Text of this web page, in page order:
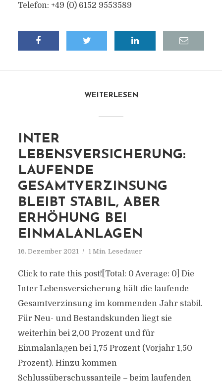
Telefon: +49 (0) 6152 9553589
WEITERLESEN
INTER
LEBENSVERSICHERUNG:
LAUFENDE
GESAMTVERZINSUNG
BLEIBT STABIL, ABER
ERHÖHUNG BEI
EINMALANLAGEN
16. Dezember 2021 1 Min. Lesedauer
Click to rate this post![Total: 0 Average: 0] Die
Inter Lebensversicherung hält die laufende
Gesamtverzinsung im kommenden Jahr stabil.
Für Neu- und Bestandskunden liegt sie
weiterhin bei 2,00 Prozent und für
Einmalanlagen bei 1,75 Prozent (Vorjahr 1,50
Prozent). Hinzu kommen
Schlussüberschussanteile – beim laufenden